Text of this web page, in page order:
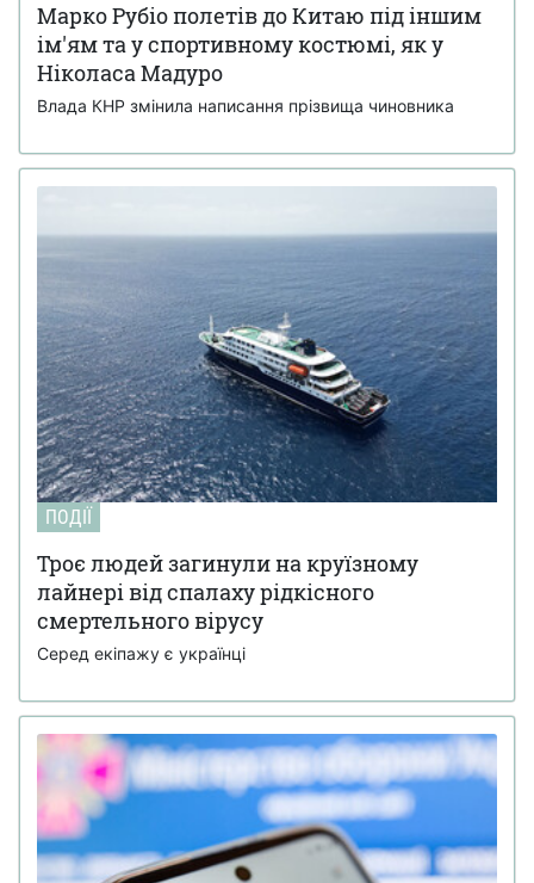
Марко Рубіо полетів до Китаю під іншим
ім'ям та у спортивному костюмі, як у
Ніколаса Мадуро
Влада КНР змінила написання прізвища чиновника
ПОДІЇ
Троє людей загинули на круїзному
лайнері від спалаху рідкісного
смертельного вірусу
Серед екіпажу є українці